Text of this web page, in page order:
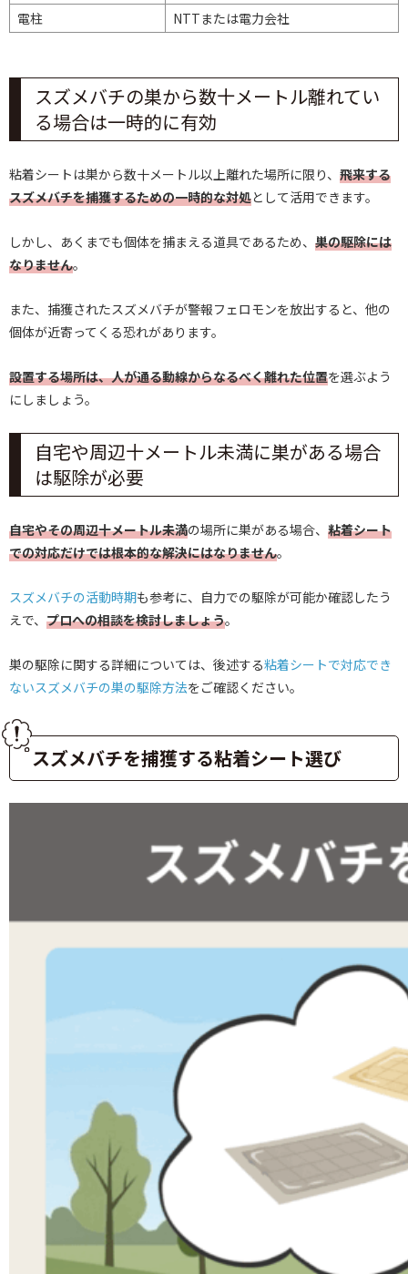
電柱
NTTまたは電力会社
スズメバチの巣から数十メートル離れてい
る場合は一時的に有効
粘着シートは巣から数十メートル以上離れた場所に限り、 飛来する
スズメバチを捕獲するための一時的な対処として活用できます。
しかし、あくまでも個体を捕まえる道具であるため、 巣の駆除には
なりません。
また、捕獲されたスズメバチが警報フェロモンを放出すると、他の
個体が近寄ってくる恐れがあります。
設置する場所は、人が通る動線からなるべく離れた位置を選ぶよう
にしましょう。
自宅や周辺十メートル未満に巣がある場合
は駆除が必要
自宅やその周辺十メートル未満の場所に巣がある場合、 粘着シート
での対応だけでは根本的な解決にはなりません。
スズメバチの活動時期も参考に、自力での駆除が可能か確認したう
えで、 プロへの相談を検討しましょう。
巣の駆除に関する詳細については、後述する粘着シートで対応でき
ないスズメバチの巣の駆除方法をご確認ください。
スズメバチを捕獲する粘着シート選び